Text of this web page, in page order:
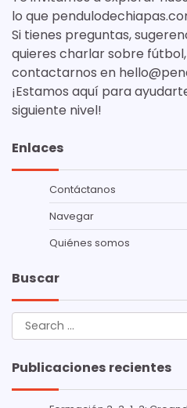
lo que
Si tienes preguntas,
quieres charlar sobre
contactarnos en
¡Estamos aquí para
siguiente nivel!
Enlaces
Contáctanos
Navegar
Quiénes somos
Buscar
Search
for:
Publicaciones recientes